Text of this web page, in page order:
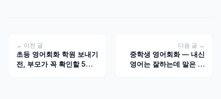
← 이전 글
초등 영어회화 학원 보내기
전, 부모가 꼭 확인할 5가
다음 글 →
중학생 영어회화 — 내신
영어는 잘하는데 말은 못